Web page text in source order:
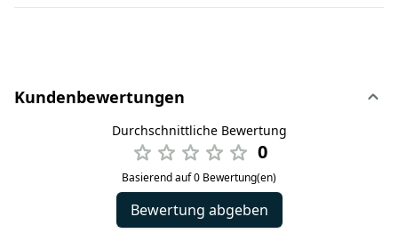
Kundenbewertungen
Durchschnittliche Bewertung
0
Basierend auf 0 Bewertung(en)
Bewertung abgeben